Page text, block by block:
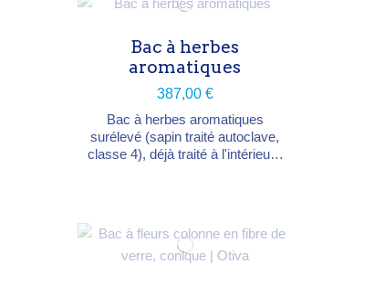
Bac de protection PVC et
séparément.
Bac à herbes
aromatiques
387,00 €
Bac à herbes aromatiques
surélevé (sapin traité autoclave,
classe 4), déjà traité à l'intérieur :
cm, profondeur intérieure 32-35
cm. À placer au jardin, sur la
terrasse ou le balcon.